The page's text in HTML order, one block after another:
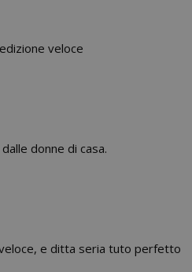
veloce
donne di casa.
e ditta seria tuto perfetto